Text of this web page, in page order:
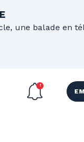
une balade en